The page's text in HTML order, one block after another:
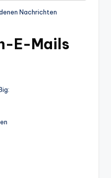
Nachrichten
E-Mails